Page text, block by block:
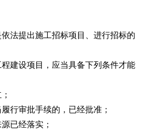
提出施工招标项目、进行招标的
设项目，应当具备下列条件才能
审批手续的，已经批准；
已经落实；